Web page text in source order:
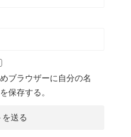
ブラウザーに自分の名
保存する。